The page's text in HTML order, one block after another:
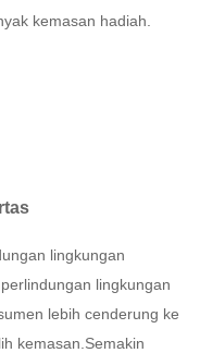
kemasan hadiah.
lingkungan
lingkungan
lebih cenderung ke
kemasan.Semakin